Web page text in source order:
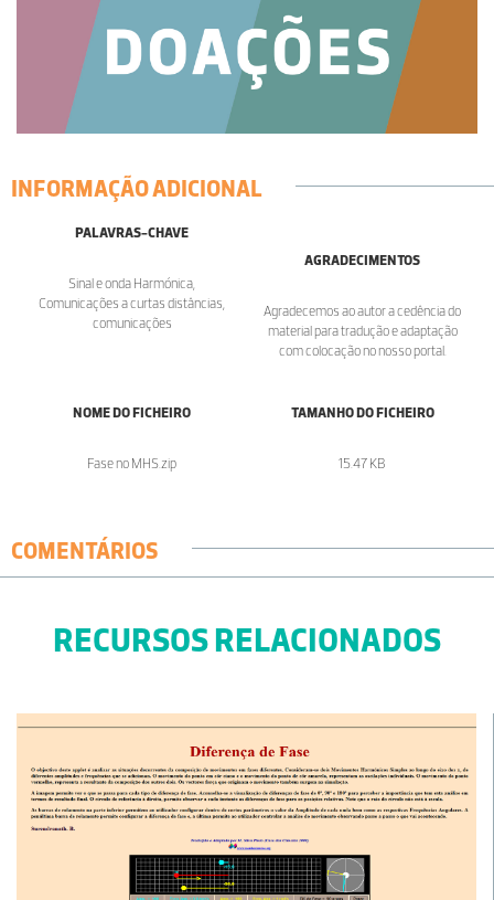
INFORMAÇÃO ADICIONAL
PALAVRAS-CHAVE
Sinal e onda Harmónica,
Comunicações a curtas distâncias,
comunicações
AGRADECIMENTOS
Agradecemos ao autor a cedência do
material para tradução e adaptação
com colocação no nosso portal.
NOME DO FICHEIRO
Fase no MHS.zip
TAMANHO DO FICHEIRO
15.47 KB
COMENTÁRIOS
RECURSOS RELACIONADOS